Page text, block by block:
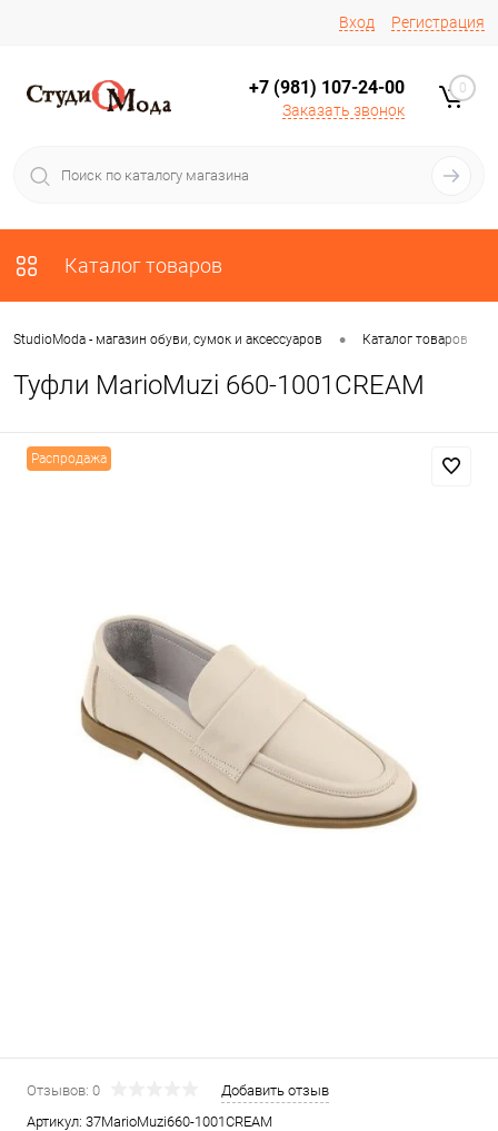
Вход Регистрация
+7 (981) 107-24-00
Заказать звонок
0
Каталог товаров
StudioModa - магазин обуви, сумок и аксессуаров • Каталог товаров
Туфли MarioMuzi 660-1001CREAM
Распродажа
Отзывов: 0
Добавить отзыв
Артикул: 37MarioMuzi660-1001CREAM